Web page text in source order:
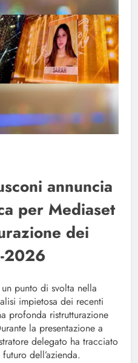
annuncia
per Mediaset
dei
2026
punto di svolta nella
impietosa dei recenti
profonda ristrutturazione
la presentazione a
delegato ha tracciato
dell’azienda.